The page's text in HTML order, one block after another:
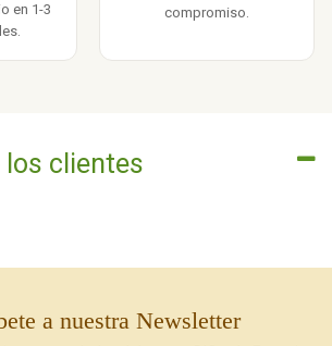
en 1-3
compromiso.
los clientes
a nuestra Newsletter